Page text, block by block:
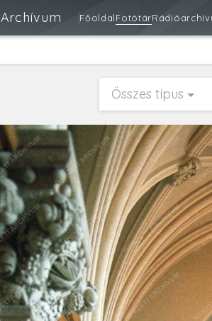
Archívum FőoldalFotótár
Összes típus